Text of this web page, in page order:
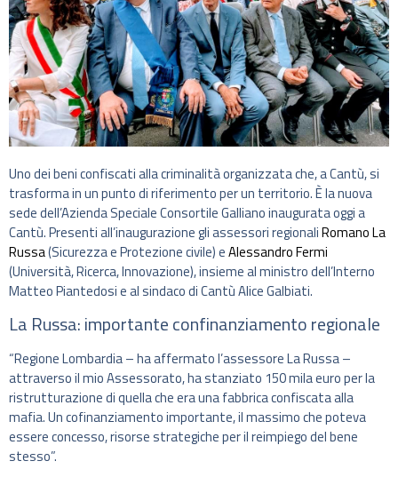
Uno dei beni confiscati alla criminalità organizzata che, a Cantù, si
trasforma in un punto di riferimento per un territorio. È la nuova
sede dell’Azienda Speciale Consortile Galliano inaugurata oggi a
Cantù. Presenti all’inaugurazione gli assessori regionaliRomano La
Russa(Sicurezza e Protezione civile) eAlessandro Fermi
(Università, Ricerca, Innovazione), insieme al ministro dell’Interno
Matteo Piantedosi e al sindaco di Cantù Alice Galbiati.
La Russa: importante confinanziamento regionale
“Regione Lombardia – ha affermato l’assessore La Russa –
attraverso il mio Assessorato, ha stanziato 150 mila euro per la
ristrutturazione di quella che era una fabbrica confiscata alla
mafia. Un cofinanziamento importante, il massimo che poteva
essere concesso, risorse strategiche per il reimpiego del bene
stesso”.